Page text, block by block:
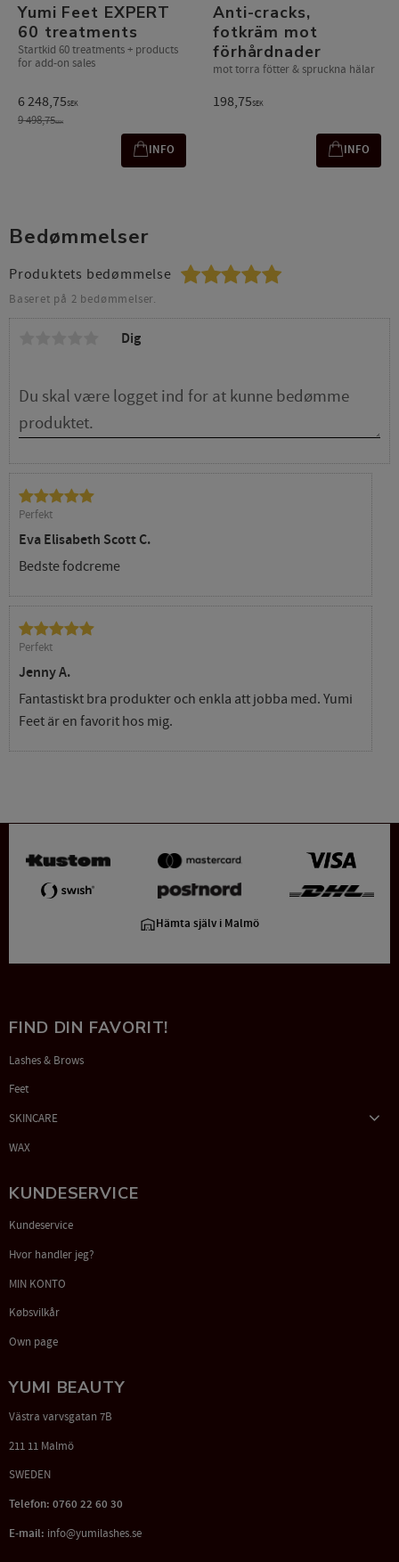
Bedømmelser
Produktets bedømmelse
Baseret på 2 bedømmelser.
Dig
Perfekt
Eva Elisabeth Scott C.
Bedste fodcreme
Perfekt
Jenny A.
Fantastiskt bra produkter och enkla att jobba med. Yumi
Feet är en favorit hos mig.
Yumi Feet EXPERT
60 treatments
Startkid 60 treatments + products
for add-on sales
6 248,75SEK
9 498,75SEK
INFO
Anti-cracks,
fotkräm mot
förhårdnader
mot torra fötter & spruckna hälar
198,75SEK
INFO
Hämta själv i Malmö
FIND DIN FAVORIT!
Lashes & Brows
Feet
SKINCARE
WAX
KUNDESERVICE
Kundeservice
Hvor handler jeg?
MIN KONTO
Købsvilkår
Own page
YUMI BEAUTY
Västra varvsgatan 7B
211 11 Malmö
SWEDEN
Telefon: 0760 22 60 30
E-mail: info@yumilashes.se